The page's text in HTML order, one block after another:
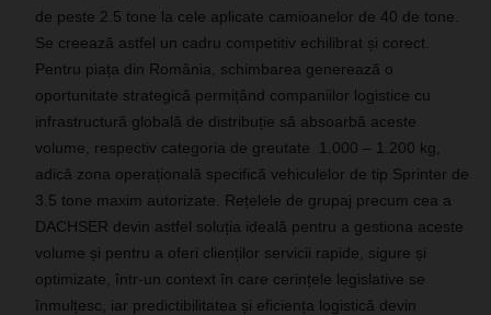
de peste 2.5 tone la cele aplicate camioanelor de 40 de tone.
Se creează astfel un cadru competitiv echilibrat și corect.
Pentru piața din România, schimbarea generează o
oportunitate strategică permițând companiilor logistice cu
infrastructură globală de distribuție să absoarbă aceste
volume, respectiv categoria de greutate 1.000 – 1.200 kg,
adică zona operațională specifică vehiculelor de tip Sprinter de
3.5 tone maxim autorizate. Rețelele de grupaj precum cea a
DACHSER devin astfel soluția ideală pentru a gestiona aceste
volume și pentru a oferi clienților servicii rapide, sigure și
optimizate, într-un context în care cerințele legislative se
înmulțesc, iar predictibilitatea și eficiența logistică devin